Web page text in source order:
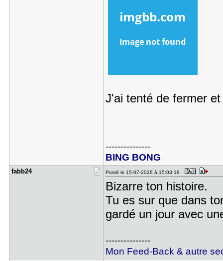
J'ai tenté de fermer
---------------
BING BONG
fabb24 Posté le 15-07-2026 à 15:03:19
Bizarre ton histoire.
Tu es sur que dans
gardé un jour avec
---------------
Mon Feed-Back & autre